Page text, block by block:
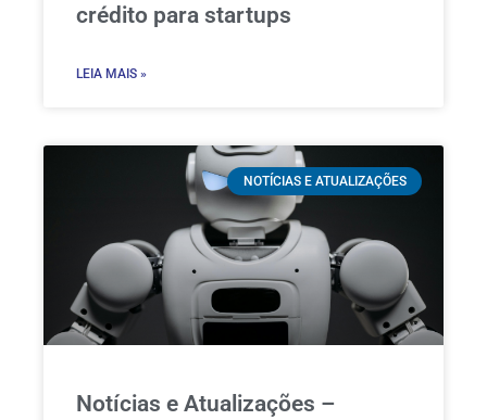
crédito para startups
LEIA MAIS »
NOTÍCIAS E ATUALIZAÇÕES
Notícias e Atualizações –